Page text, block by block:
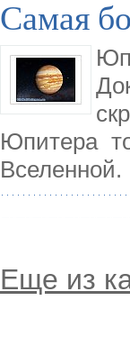
Самая
Юпитера
Вселенной.
Еще из